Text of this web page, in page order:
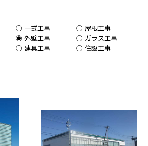
一式工事
屋根工事
外壁工事
ガラス工事
建具工事
住設工事